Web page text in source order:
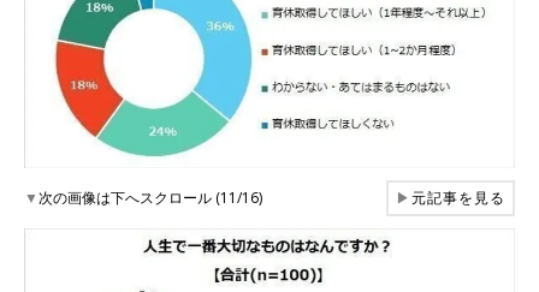
▼次の画像は下へスクロール (11/16) ▶元記事を見る